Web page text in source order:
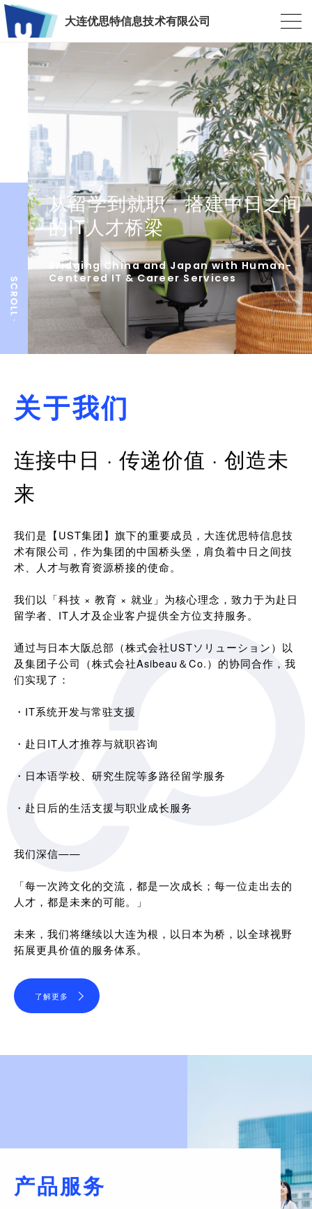
大连优思特信息技术有限公司
从留学到就职，搭建中日之间
的IT人才桥梁
Bridging China and Japan with Human-
Centered IT & Career Services
关于我们
连接中日 · 传递价值 · 创造未
来
我们是【UST集团】旗下的重要成员，大连优思特信息技
术有限公司，作为集团的中国桥头堡，肩负着中日之间技
术、人才与教育资源桥接的使命。
我们以「科技 × 教育 × 就业」为核心理念，致力于为赴日
留学者、IT人才及企业客户提供全方位支持服务。
通过与日本大阪总部（株式会社USTソリューション）以
及集团子公司（株式会社Asibeau＆Co.）的协同合作，我
们实现了：
・IT系统开发与常驻支援
・赴日IT人才推荐与就职咨询
・日本语学校、研究生院等多路径留学服务
・赴日后的生活支援与职业成长服务
我们深信——
「每一次跨文化的交流，都是一次成长；每一位走出去的
人才，都是未来的可能。」
未来，我们将继续以大连为根，以日本为桥，以全球视野
拓展更具价值的服务体系。
了解更多
产品服务